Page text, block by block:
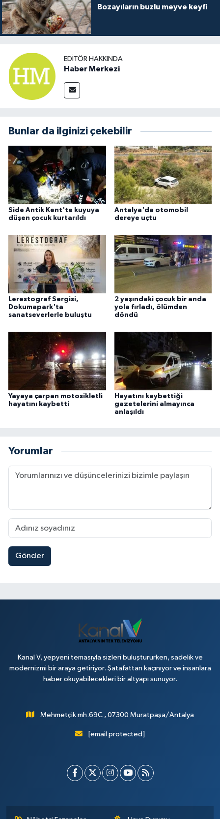
Bozayıların buzlu meyve keyfi
EDITÖR HAKKINDA
Haber Merkezi
Bunlar da ilginizi çekebilir
Side Antik Kent'te kuyuya
düşen çocuk kurtarıldı
Antalya'da otomobil
dereye uçtu
Lerestograf Sergisi,
Dokumapark'ta
sanatseverlerle buluştu
2 yaşındaki çocuk bir anda
yola fırladı, ölümden
döndü
Yayaya çarpan motosikletli
hayatını kaybetti
Hayatını kaybettiği
gazetelerini almayınca
anlaşıldı
Yorumlar
Gönder
Kanal V, yepyeni temasıyla sizleri buluştururken, sadelik ve
modernizmi bir araya getiriyor. Şatafattan kaçınıyor ve insanlara
haber okuyabilecekleri bir altyapı sunuyor.
Mehmetçik mh.69C , 07300 Muratpaşa/Antalya
[email protected]